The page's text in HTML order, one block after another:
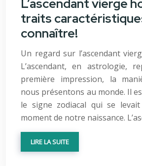
L’ascendant vierge
traits
connaître!
Un regard sur l’ascendant
L’ascendant, en astrologie,
première impression, la
nous présentons au monde. Il
le signe zodiacal qui se
moment de notre naissance.
LIRE LA SUITE